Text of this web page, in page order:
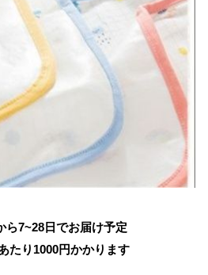
ら7~28日でお届け予定
たり 1000円かかります